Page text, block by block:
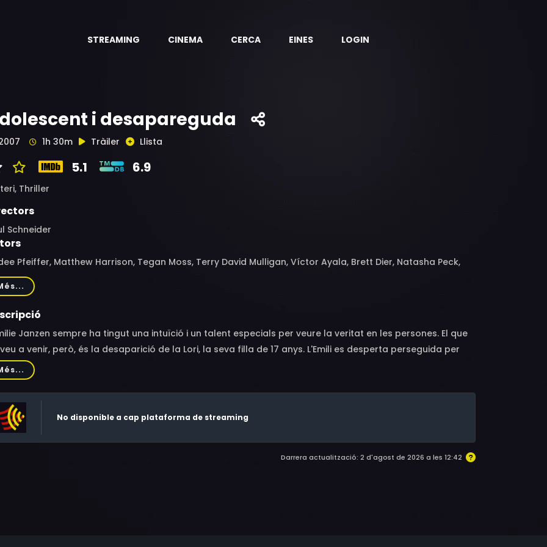
STREAMING CINEMA CERCA EINES LOGIN
i desapareguda
1h 30m Tràiler Llista
5.1 6.9
Thriller
Schneider
Pfeiffer, Matthew Harrison, Tegan Moss, Terry David Mulligan, Víctor Ayala, Brett Dier, Natasha Peck,
Keeso, Karin Konoval, David Neale, Anna Williams, Taya Calicetto, Caley Honeywell
Janzen sempre ha tingut una intuïció i un talent especials per veure la veritat en les persones. El que
a venir, però, és la desaparició de la Lori, la seva filla de 17 anys. L'Emili es desperta perseguida per
de la Lori mentre és segrestada, visions que donen pistes clarividents que podrien conduir-la a
on la seva filla es troba retinguda. Això si és que la Lori encara és viva. I el temps va passant...
No disponible a cap plataforma de streaming
Darrera actualització: 2 d'agost de 2026 a les 12:42